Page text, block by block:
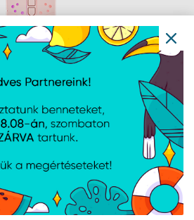
9004P TRISTAN
egér - Rózsaszín
cikkszám:GM-9004P
A825, Szenzor: Optikai, Felbontás: 12000
száma: 7, Világítás: RGB,